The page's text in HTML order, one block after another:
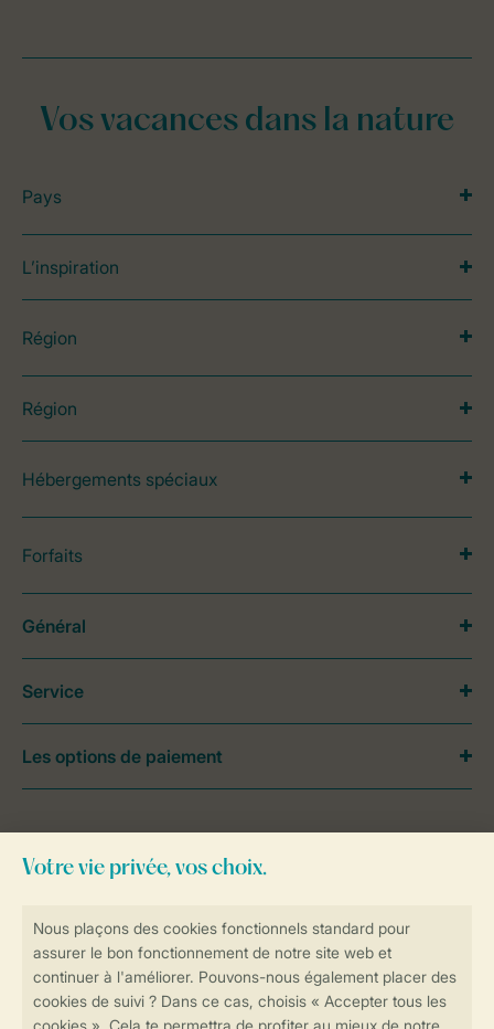
Vos vacances dans la nature
Pays
L’inspiration
Région
Région
Hébergements spéciaux
Forfaits
contactez notreContact Center.
Général
Service
Les options de paiement